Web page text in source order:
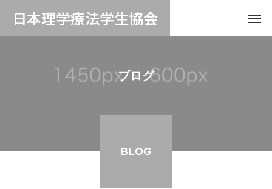
日本理学療法学生協会
ブログ
BLOG